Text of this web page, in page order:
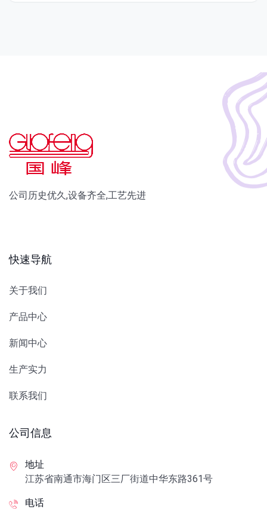
公司历史优久,设备齐全,工艺先进
快速导航
关于我们
产品中心
新闻中心
生产实力
联系我们
公司信息
地址
江苏省南通市海门区三厂街道中华东路361号
电话